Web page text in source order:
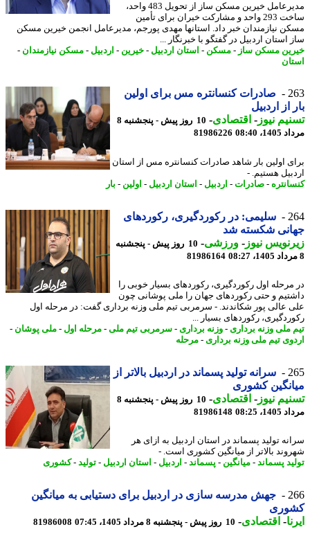
مدیرعامل خیرین مسکن ساز از تحویل 483 واحد،
ساخت 293 واحد و مشارکت خیران برای تأمین
نیازمندان خبر داد. استانها مهدی پورجم، مدیرعامل انجمن خیرین مسکن
استان اردبیل در گفتگو با خبرنگار ...
مسکن ساز -مسکن-استان اردبیل -خیرین- اردبیل -مسکن نیازمندان-
صادرات کنسانتره مس برای اولین
از اردبیل
نیوز-اقتصادی-
10 روز پیش - پنجشنبه 8
08:40
81986226
اولین بار شاهد صادرات کنسانتره مس از استان
هستیم. -
-صادرات- اردبیل -استان اردبیل -اولین -بار
سلیمی: در رکوردگیری، رکوردهای
شکسته شد
نیوز-ورزشی-
10 روز پیش - پنجشنبه
81986164
اول رکوردگیری، رکوردهای بسیار خوبی را
و حتی رکوردهای جهان را ملی پوشانی چون
عالی پور شکاندند. - سرمربی تیم ملی وزنه برداری گفت: در مرحله اول
رکوردهای بسیار ...
ملی وزنه برداری- وزنه برداری- سرمربی تیم ملی -مرحله اول-ملی پوشان-
تیم ملی وزنه برداری- مرحله
سرانه تولید پسماند در اردبیل بالاتر از
کشوری
نیوز-اقتصادی-
10 روز پیش - پنجشنبه 8
08:25
81986148
تولید پسماند در استان اردبیل به ازای هر
بالاتر از میانگین کشوری است. -
پسماند-میانگین-پسماند-اردبیل -استان اردبیل -تولید-کشوری
جهش مدرسه سازی در اردبیل برای دستیابی به میانگین
-اقتصادی-10 روز پیش - پنجشنبه 8 مرداد 1405، 07:45 81986008